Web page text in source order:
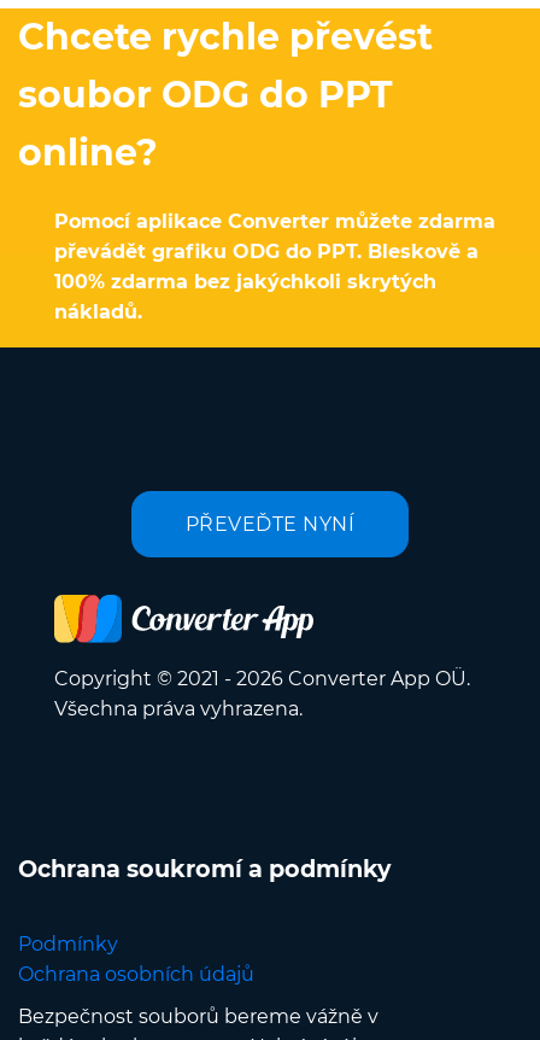
Chcete rychle převést
soubor ODG do PPT
online?
Pomocí aplikace Converter můžete zdarma
převádět grafiku ODG do PPT. Bleskově a
100% zdarma bez jakýchkoli skrytých
nákladů.
PŘEVEĎTE NYNÍ
Copyright © 2021 - 2026 Converter App OÜ.
Všechna práva vyhrazena.
Ochrana soukromí a podmínky
Podmínky
Ochrana osobních údajů
Bezpečnost souborů bereme vážně v